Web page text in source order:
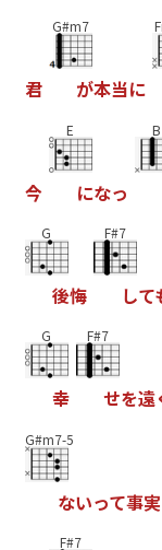
君
G#m7
が本当に
今
E
になっ
B
G
後悔
F#7
して
G
幸
F#7
せを遠
G#m7-5
ないって事実
F#7